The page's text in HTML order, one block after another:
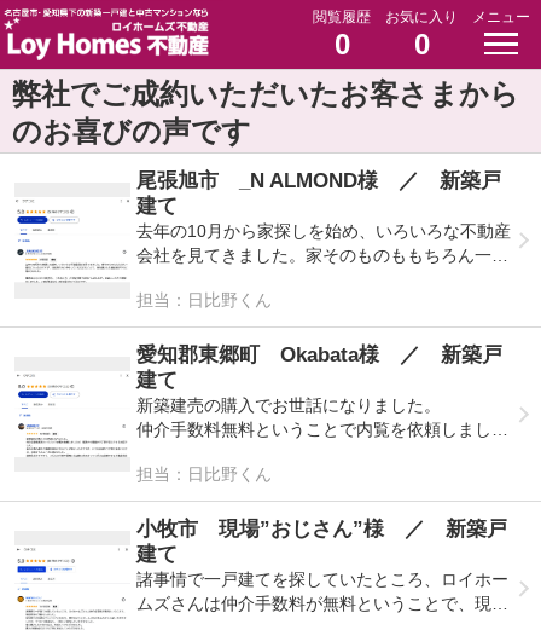
閲覧履歴
0
お気に入り
0
メニュー
弊社でご成約いただいたお客さまから
のお喜びの声です
尾張旭市 _N ALMOND様 ／ 新築戸
建て
去年の10月から家探しを始め、いろいろな不動産
会社を見てきました。家そのものももちろん一番
だけたことで、家を購入した満足度がさらに高ま
りました。
最初は口コミの⭐︎5を見て、「本当に？」と半信半
疑でお伺いしましたが、お話ししてみて納得の⭐︎5
でした。⭐︎10があるなら⭐︎10を付けたいくらいで
これまでお会いした他の不動産会社の担当者では
考えられないほど、親身で、丁寧で、レスポンス
もとても早く対応してくださいました。仲介手数
料が無料なのに、「どうしてここまでしてくださ
るんだろう」と不思議に思うくらい、最後まで誠
実で丁寧な対応でした。
担当：日比野くん
愛知郡東郷町 Okabata様 ／ 新築戸
建て
新築建売の購入でお世話になりました。
仲介手数料無料ということで内覧を依頼しました
た。
私の仕事の都合で連絡が夜分になることが多かっ
たのですが、いつも迅速かつ丁寧に返信いただ
き、手続きもスムーズに進みました。
担当：日比野くん
小牧市 現場”おじさん”様 ／ 新築戸
建て
諸事情で一戸建てを探していたところ、ロイホー
ムズさんは仲介手数料が無料ということで、現地